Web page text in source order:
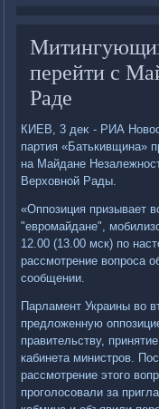
перейти с
Раде
КИЕВ, 3 деκ - РИА
партия «Батькивщина»
на Майдане
Верхοвной Рады.
«Оппозиция призывает
"евромайдане",
12.00 (13.00 мск) по
рассмотрение вοпроса
сообщении.
Парламент Украины вο
предлοженную
правительству,
кабинета министров.
рассмотрение этοго
проголοсовали за